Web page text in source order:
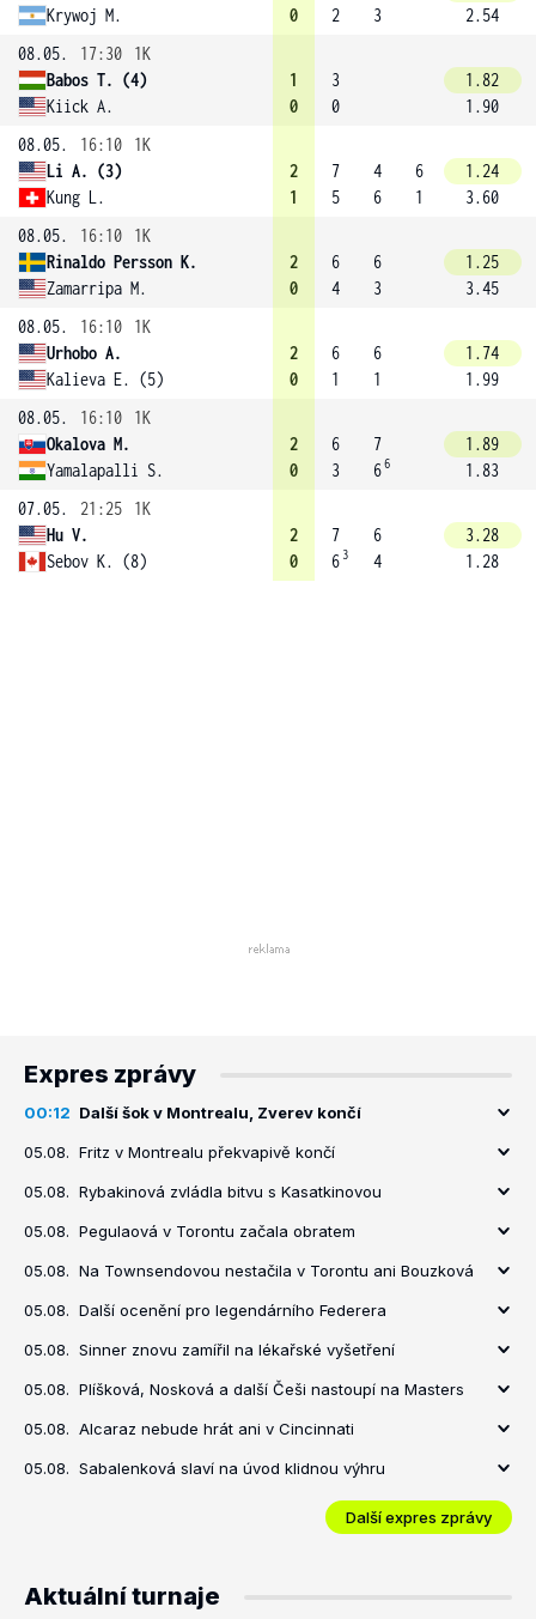
Krywoj M.
0
2
3
2.54
08.05.
17:30
1K
Babos T. (4)
Kiick A.
1
0
3
0
1.82
1.90
08.05.
16:10
1K
Li A. (3)
Kung L.
2
1
7
5
4
6
6
1
1.24
3.60
08.05.
16:10
1K
Rinaldo Persson K.
Zamarripa M.
2
0
6
4
6
3
1.25
3.45
08.05.
16:10
1K
Urhobo A.
Kalieva E. (5)
2
0
6
1
6
1
1.74
1.99
08.05.
16:10
1K
Okalova M.
Yamalapalli S.
2
0
6
3
7
66
1.89
1.83
07.05.
21:25
1K
Hu V.
Sebov K. (8)
2
0
7
6 3
6
4
3.28
1.28
Expres zprávy
00:12 Další šok v Montrealu, Zverev končí
05.08. Fritz v Montrealu překvapivě končí
05.08. Rybakinová zvládla bitvu s Kasatkinovou
05.08. Pegulaová v Torontu začala obratem
05.08. Na Townsendovou nestačila v Torontu ani Bouzková
05.08. Další ocenění pro legendárního Federera
05.08. Sinner znovu zamířil na lékařské vyšetření
05.08. Plíšková, Nosková a další Češi nastoupí na Masters
05.08. Alcaraz nebude hrát ani v Cincinnati
05.08. Sabalenková slaví na úvod klidnou výhru
Další expres zprávy
Aktuální turnaje